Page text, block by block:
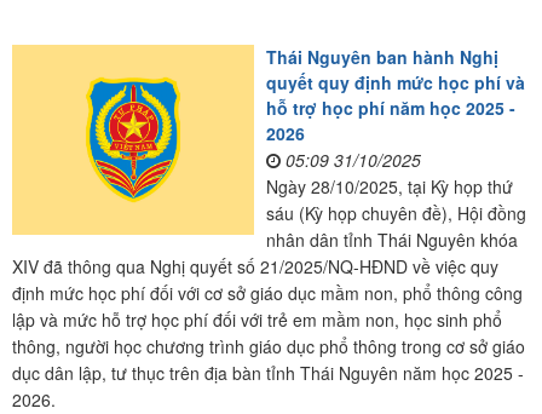
Thái Nguyên ban hành Nghị
quyết quy định mức học phí và
hỗ trợ học phí năm học 2025 -
2026
05:09 31/10/2025
Ngày 28/10/2025, tại Kỳ họp thứ
sáu (Kỳ họp chuyên đề), Hội đồng
nhân dân tỉnh Thái Nguyên khóa
XIV đã thông qua Nghị quyết số 21/2025/NQ-HĐND về việc quy
định mức học phí đối với cơ sở giáo dục mầm non, phổ thông công
lập và mức hỗ trợ học phí đối với trẻ em mầm non, học sinh phổ
thông, người học chương trình giáo dục phổ thông trong cơ sở giáo
dục dân lập, tư thục trên địa bàn tỉnh Thái Nguyên năm học 2025 -
2026.